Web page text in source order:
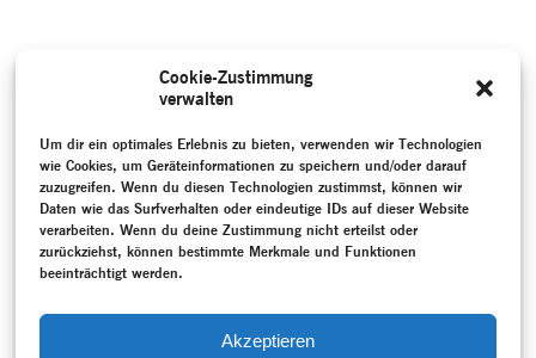
Cookie-Zustimmung
verwalten
Um dir ein optimales Erlebnis zu bieten, verwenden wir Technologien
wie Cookies, um Geräteinformationen zu speichern und/oder darauf
zuzugreifen. Wenn du diesen Technologien zustimmst, können wir
Daten wie das Surfverhalten oder eindeutige IDs auf dieser Website
verarbeiten. Wenn du deine Zustimmung nicht erteilst oder
zurückziehst, können bestimmte Merkmale und Funktionen
beeinträchtigt werden.
Akzeptieren